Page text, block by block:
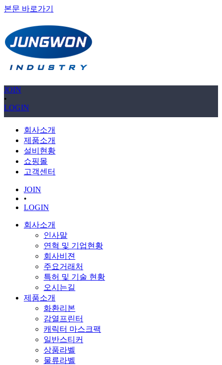
본문 바로가기
JOIN
•
LOGIN
회사소개
제품소개
설비현황
쇼핑몰
고객센터
JOIN
•
LOGIN
회사소개
인사말
연혁 및 기업현황
회사비젼
주요거래처
특허 및 기술 현황
오시는길
제품소개
화환리본
감열프린터
캐릭터 마스크팩
일반스티커
상품라벨
물류라벨